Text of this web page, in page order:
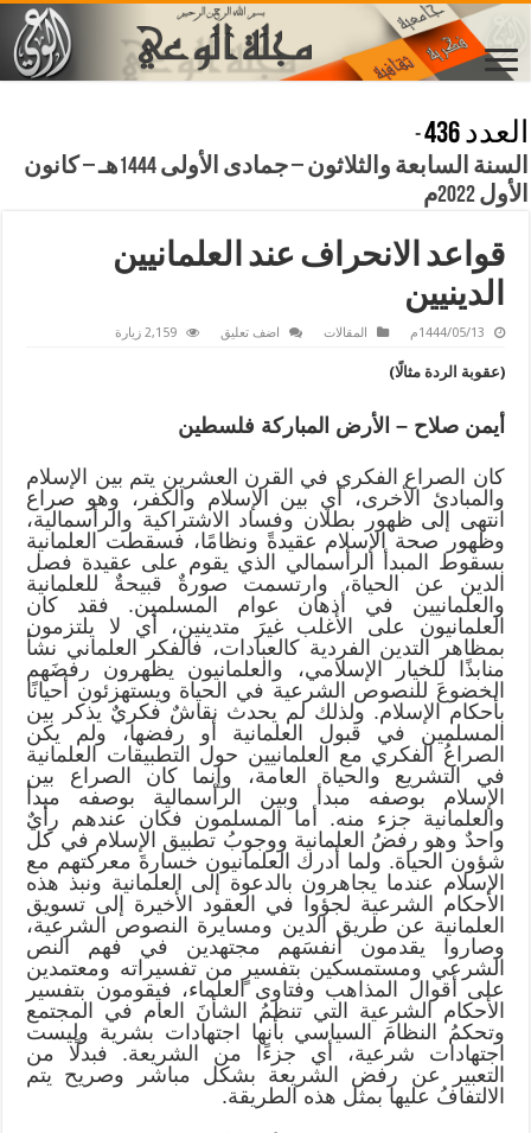
العدد 436
-
السنة السابعة والثلاثون – جمادى الأولى 1444هـ – كانون
الأول 2022م
قواعد الانحراف عند العلمانيين
الدينيين
1444/05/13م المقالات اضف تعليق 2,159 زيارة
(عقوبة الردة مثالًا)
أيمن صلاح – الأرض المباركة فلسطين
كان الصراع الفكري في القرن العشرين يتم بين الإسلام
والمبادئ الأخرى، أي بين الإسلام والكفر، وهو صراع
انتهى إلى ظهور بطلان وفساد الاشتراكية والرأسمالية،
وظهور صحة الإسلام عقيدةً ونظامًا، فسقطت العلمانية
بسقوط المبدأ الرأسمالي الذي يقوم على عقيدة فصل
الدين عن الحياة، وارتسمت صورةٌ قبيحةٌ للعلمانية
والعلمانيين في أذهان عوام المسلمين. فقد كان
العلمانيون على الأغلب غيرَ متدينين، أي لا يلتزمون
بمظاهر التدين الفردية كالعبادات، فالفكر العلماني نشأ
منابذًا للخيار الإسلامي، والعلمانيون يظهرون رفضَهم
الخضوعَ للنصوص الشرعية في الحياة ويستهزئون أحيانًا
بأحكام الإسلام. ولذلك لم يحدث نقاشٌ فكريٌ يذكر بين
المسلمين في قبول العلمانية أو رفضها، ولم يكن
الصراعُ الفكري مع العلمانيين حول التطبيقات العلمانية
في التشريع والحياة العامة، وإنما كان الصراع بين
الإسلام بوصفه مبدأ وبين الرأسمالية بوصفه مبدأ
والعلمانية جزء منه. أما المسلمون فكان عندهم رأيٌ
واحدٌ وهو رفضُ العلمانية ووجوبُ تطبيق الإسلام في كل
شؤون الحياة. ولما أدرك العلمانيون خسارةَ معركتهم مع
الإسلام عندما يجاهرون بالدعوة إلى العلمانية ونبذ هذه
الأحكام الشرعية لجؤوا في العقود الأخيرة إلى تسويق
العلمانية عن طريق الدين ومسايرة النصوص الشرعية،
وصاروا يقدمون أنفسَهم مجتهدين في فهم النص
الشرعي ومستمسكين بتفسيرٍ من تفسيراته ومعتمدين
على أقوال المذاهب وفتاوى العلماء، فيقومون بتفسير
الأحكام الشرعية التي تنظمُ الشأنَ العام في المجتمع
وتحكمُ النظامَ السياسي بأنها اجتهادات بشرية وليست
اجتهادات شرعية، أي جزءًا من الشريعة. فبدلًا من
التعبير عن رفض الشريعة بشكل مباشر وصريح يتم
الالتفافُ عليها بمثل هذه الطريقة.